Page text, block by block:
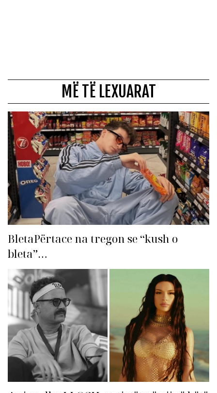
MË TË LEXUARAT
BletaPërtace na tregon se “kush o
bleta”…